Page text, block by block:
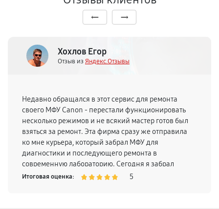
Хохлов Егор
Отзыв из Яндекс.Отзывы
Недавно обращался в этот сервис для ремонта
своего МФУ Canon - перестали функционировать
несколько режимов и не всякий мастер готов был
взяться за ремонт. Эта фирма сразу же отправила
ко мне курьера, который забрал МФУ для
диагностики и последующего ремонта в
современную лабораторию. Сегодня я забрал
полностью исправную технику и спешу всем
Итоговая оценка: 5